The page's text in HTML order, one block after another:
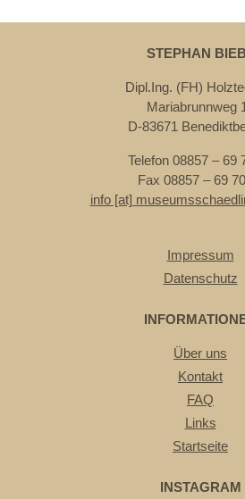
STEPHAN
Dipl.Ing. (FH)
Mariabrunnweg
D-83671
Telefon 08857 – 69
Fax 08857 – 69
info [at]
Impressum
Datenschutz
Über uns
Kontakt
FAQ
Links
Startseite
INSTAGRAM